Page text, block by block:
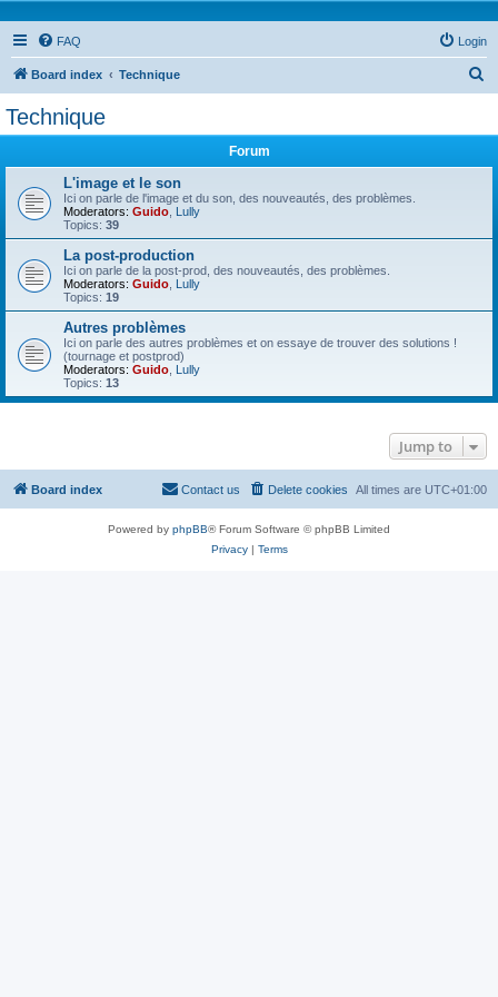
FAQ Login
Board index Technique
Technique
Forum
L'image et le son
Ici on parle de l'image et du son, des nouveautés, des problèmes.
Moderators: Guido Lully
Topics: 39
La post-production
Ici on parle de la post-prod, des nouveautés, des problèmes.
Moderators: Guido Lully
Topics: 19
Autres problèmes
Ici on parle des autres problèmes et on essaye de trouver des solutions !
(tournage et postprod)
Moderators: Guido Lully
Topics: 13
Jump to
Board index All times are UTC+01:00
Delete cookies
Contact us
Powered by phpBB® Forum Software © phpBB Limited
Privacy| Terms